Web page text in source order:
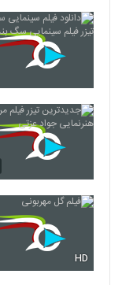
10
HD